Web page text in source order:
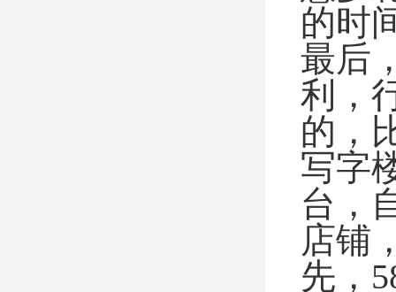
的时
最后
利，
的，
写字
台，
店铺
先，